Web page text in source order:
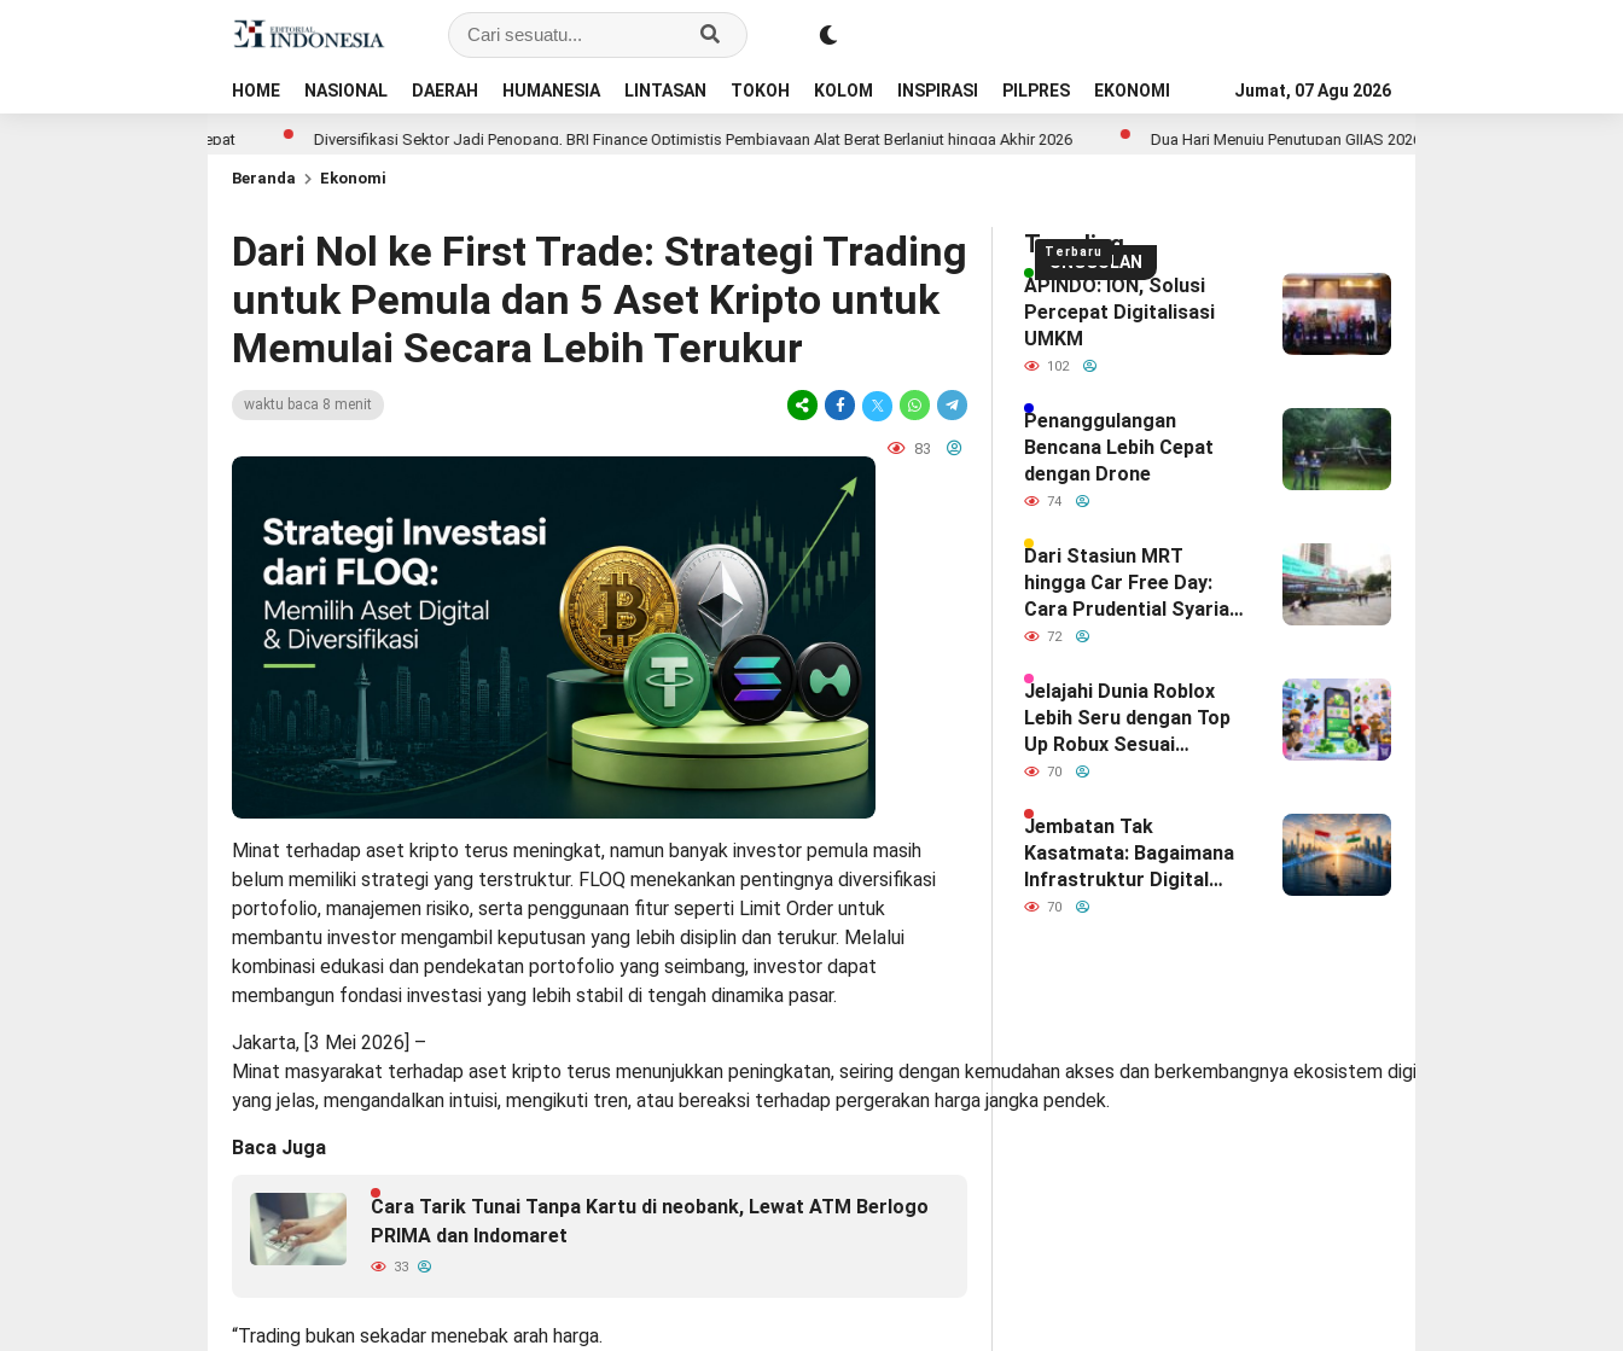
HOME NASIONAL DAERAH HUMANESIA LINTASAN TOKOH KOLOM INSPIRASI PILPRES EKONOMI Jumat, 07 Agu 2026
Diversifikasi Sektor Jadi Penopang, BRI Finance Optimistis Pembiayaan Alat Berat Berlanjut hingga Akhir 2026 Dua Hari Menuju Penutupan GIIAS 2026, Sudah Siap Wujudkan Mobil Impian
Beranda Ekonomi
Dari Nol ke First Trade: Strategi Trading
untuk Pemula dan 5 Aset Kripto untuk
Memulai Secara Lebih Terukur
waktu baca 8 menit
83
Minat terhadap aset kripto terus meningkat, namun banyak investor pemula masih
belum memiliki strategi yang terstruktur. FLOQ menekankan pentingnya diversifikasi
portofolio, manajemen risiko, serta penggunaan fitur seperti Limit Order untuk
membantu investor mengambil keputusan yang lebih disiplin dan terukur. Melalui
kombinasi edukasi dan pendekatan portofolio yang seimbang, investor dapat
membangun fondasi investasi yang lebih stabil di tengah dinamika pasar.
Jakarta, [3 Mei 2026] –
Minat masyarakat terhadap aset kripto terus menunjukkan peningkatan, seiring dengan kemudahan akses dan berkembangnya ekosistem digital. Namun di balik
yang jelas, mengandalkan intuisi, mengikuti tren, atau bereaksi terhadap pergerakan harga jangka pendek.
Baca Juga
Cara Tarik Tunai Tanpa Kartu di neobank, Lewat ATM Berlogo
PRIMA dan Indomaret
33
“Trading bukan sekadar menebak arah harga.
UNGGULAN
Terbaru
Trending
APINDO: ION, Solusi
Percepat Digitalisasi
UMKM
102
Penanggulangan
Bencana Lebih Cepat
dengan Drone
74
Dari Stasiun MRT
hingga Car Free Day:
Cara Prudential Syariah
Merayakan yang Nomor
Indonesia
72
Jelajahi Dunia Roblox
Lebih Seru dengan Top
Up Robux Sesuai
Kebutuhan
70
Jembatan Tak
Kasatmata: Bagaimana
Infrastruktur Digital
Diam-Diam
70